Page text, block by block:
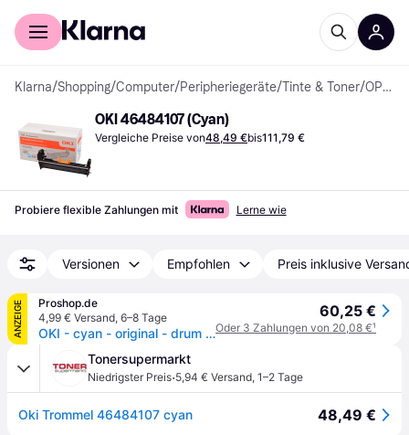
Für Shopper
Klarna/Shopping/Computer/Peripheriegeräte/Tinte & Toner/ OPC-Trommeln
OKI 46484107 (Cyan)
Vergleiche Preise von48,49 €bis111,79 €
Probiere flexible Zahlungen mit Lerne wie
Versionen Empfohlen Preis inklusive
ANZEIGE
Proshop.de
4,99 € Versand, 6–8 Tage
OKI - cyan - original - drum kit
60,25 €
Oder 3 Zahlungen von 20,08 €¹
Tonersupermarkt
Niedrigster Preis·5,94 € Versand, 1–2 Tage
Oki Trommel 46484107 cyan 48,49 €